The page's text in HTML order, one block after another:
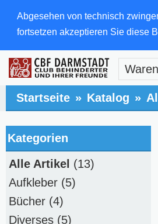
Abgesehen von technisch
fortsetzen akzeptieren Sie diese
Startseite » Katalog »
Kategorien
Alle Artikel (13)
Aufkleber (5)
Bücher (4)
Diverses (5)